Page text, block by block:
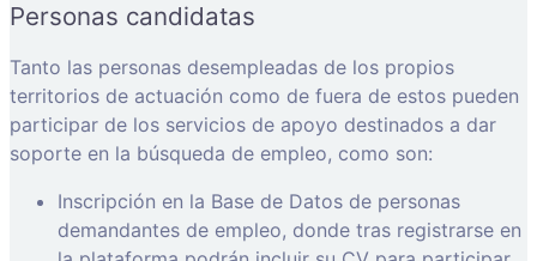
Personas candidatas
Tanto las personas desempleadas de los propios
territorios de actuación como de fuera de estos pueden
participar de los servicios de apoyo destinados a dar
soporte en la búsqueda de empleo, como son:
Inscripción en la Base de Datos de personas
demandantes de empleo, donde tras registrarse en